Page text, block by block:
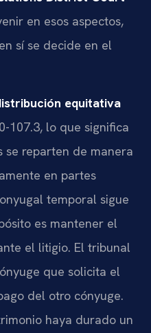
en esos aspectos,
sí se decide en el
equitativa
107.3, lo que significa
se reparten de manera
en partes
temporal sigue
es mantener el
el litigio. El tribunal
que solicita el
del otro cónyuge.
haya durado un